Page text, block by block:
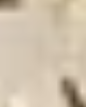
меняет дом